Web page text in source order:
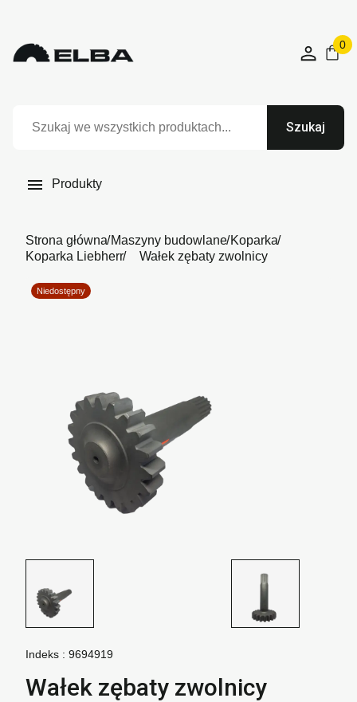
0
Szukaj
 Produkty
Strona główna Maszyny budowlane Koparka
Koparka Liebherr
Wałek zębaty zwolnicy
Niedostępny
Indeks : 9694919
Wałek zębaty zwolnicy